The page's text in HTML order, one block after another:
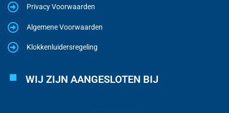
Privacy Voorwaarden
Algemene Voorwaarden
Klokkenluidersregeling
WIJ ZIJN AANGESLOTEN BIJ